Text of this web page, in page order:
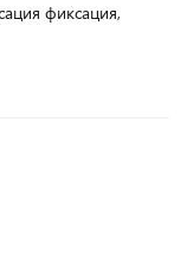
фиксация,